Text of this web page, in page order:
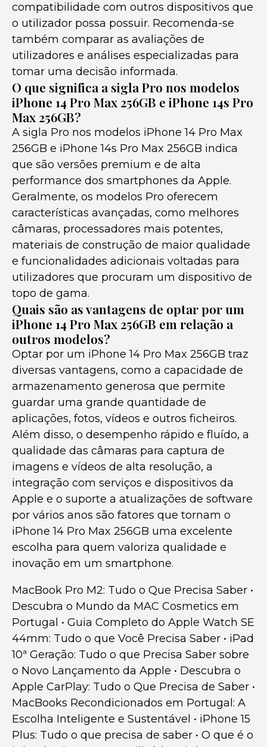
compatibilidade com outros dispositivos que
o utilizador possa possuir. Recomenda-se
também comparar as avaliações de
utilizadores e análises especializadas para
tomar uma decisão informada.
O que significa a sigla Pro nos modelos
iPhone 14 Pro Max 256GB e iPhone 14s Pro
Max 256GB?
A sigla Pro nos modelos iPhone 14 Pro Max
256GB e iPhone 14s Pro Max 256GB indica
que são versões premium e de alta
performance dos smartphones da Apple.
Geralmente, os modelos Pro oferecem
características avançadas, como melhores
câmaras, processadores mais potentes,
materiais de construção de maior qualidade
e funcionalidades adicionais voltadas para
utilizadores que procuram um dispositivo de
topo de gama.
Quais são as vantagens de optar por um
iPhone 14 Pro Max 256GB em relação a
outros modelos?
Optar por um iPhone 14 Pro Max 256GB traz
diversas vantagens, como a capacidade de
armazenamento generosa que permite
guardar uma grande quantidade de
aplicações, fotos, vídeos e outros ficheiros.
Além disso, o desempenho rápido e fluído, a
qualidade das câmaras para captura de
imagens e vídeos de alta resolução, a
integração com serviços e dispositivos da
Apple e o suporte a atualizações de software
por vários anos são fatores que tornam o
iPhone 14 Pro Max 256GB uma excelente
escolha para quem valoriza qualidade e
inovação em um smartphone.
MacBook Pro M2: Tudo o Que Precisa Saber •
Descubra o Mundo da MAC Cosmetics em
Portugal • Guia Completo do Apple Watch SE
44mm: Tudo o que Você Precisa Saber • iPad
10ª Geração: Tudo o que Precisa Saber sobre
o Novo Lançamento da Apple • Descubra o
Apple CarPlay: Tudo o Que Precisa de Saber •
MacBooks Recondicionados em Portugal: A
Escolha Inteligente e Sustentável • iPhone 15
Plus: Tudo o que precisa de saber • O que é o